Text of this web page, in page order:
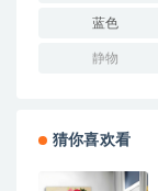
蓝色
静物
猜你喜欢看